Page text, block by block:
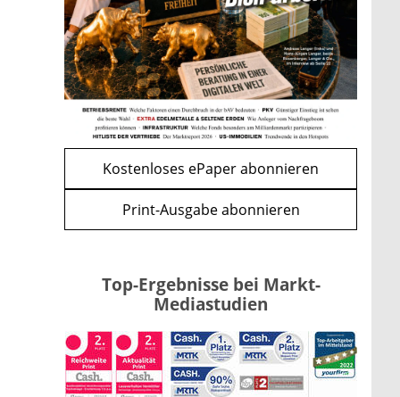
WEITERE ARTIKEL
zurückweiter
Renten-Nachzahlung ist pro
Kind möglich
mehr
Kostenloses ePaper abonnieren
Print-Ausgabe abonnieren
Top-Ergebnisse bei Markt-
Mediastudien